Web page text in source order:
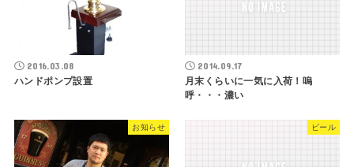
2016.03.08
ハンドポンプ設置
2014.09.17
月末くらいに一気に入荷！嗚
呼・・・濃い
お知らせ ビール